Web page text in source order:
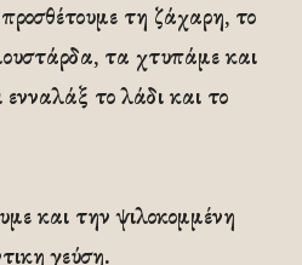
τη ζάχαρη, το
τα χτυπάμε και
ενναλάξ το λάδι και το
και την ψιλοκομμένη
γεύση.